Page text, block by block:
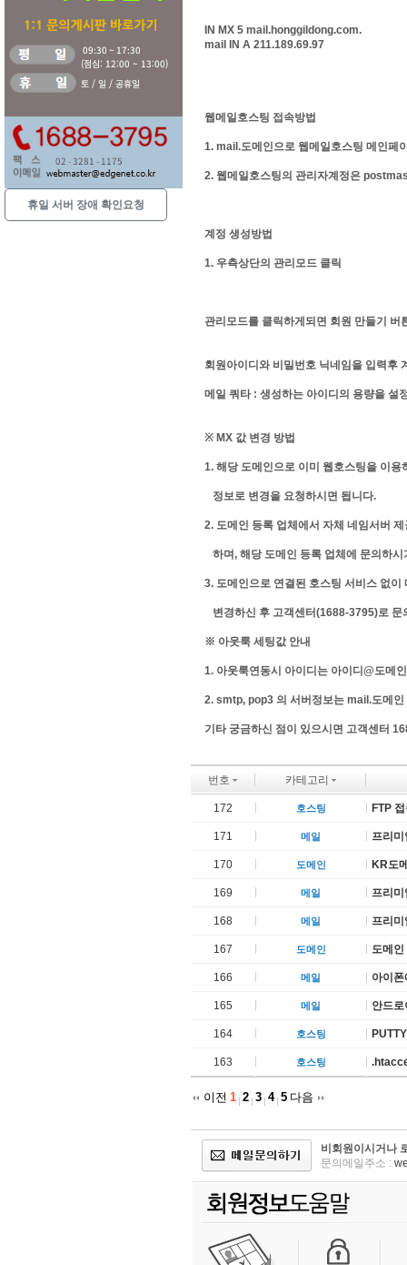
휴일 서버 장애 확인요청
IN MX 5 mail.honggildong.com.
mail IN A 211.189.69.97
웹메일호스팅 접속방법
1. mail.도메인으로 웹메일호스팅 메인
2. 웹메일호스팅의 관리자계정은
계정 생성방법
1. 우측상단의 관리모드 클릭
관리모드를 클릭하게되면 회원 만들기 버
회원아이디와 비밀번호 닉네임을 입력후
메일 쿼타 : 생성하는 아이디의 용량을 설
※ MX 값 변경 방법
1. 해당 도메인으로 이미 웹호스팅을 이
정보로 변경을 요청하시면 됩니다.
2. 도메인 등록 업체에서 자체 네임서버
하며, 해당 도메인 등록 업체에 문의하시
3. 도메인으로 연결된 호스팅 서비스 없
변경하신 후 고객센터(1688-3795)로 문
※ 아웃룩 세팅값 안내
1. 아웃룩연동시 아이디는 아이디@도메
2. smtp, pop3 의 서버정보는 mail.도메인
기타 궁금하신 점이 있으시면 고객센터
번호 카테고리
172 호스팅 FTP
171 메일 프리
170 도메인 KR도
169 메일 프리
168 메일 프리
167 도메인 도메
166 메일 아이
165 메일 안드
164 호스팅
163 호스팅
이전 1 2 3 4 5 다음
비회원이시거나
문의메일주소 :